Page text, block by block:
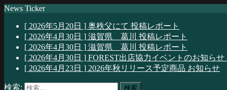
News Ticker
[ 2026年5月20日 ] 奥秩父にて 投稿レポート
[ 2026年4月30日 ] 滋賀県 葛川 投稿レポート
[ 2026年4月30日 ] 滋賀県 葛川 投稿レポート
[ 2026年4月30日 ] FOREST出店協力イベントのお知らせ
[ 2026年4月23日 ] 2026年秋リリース予定商品 お知らせ
検索: